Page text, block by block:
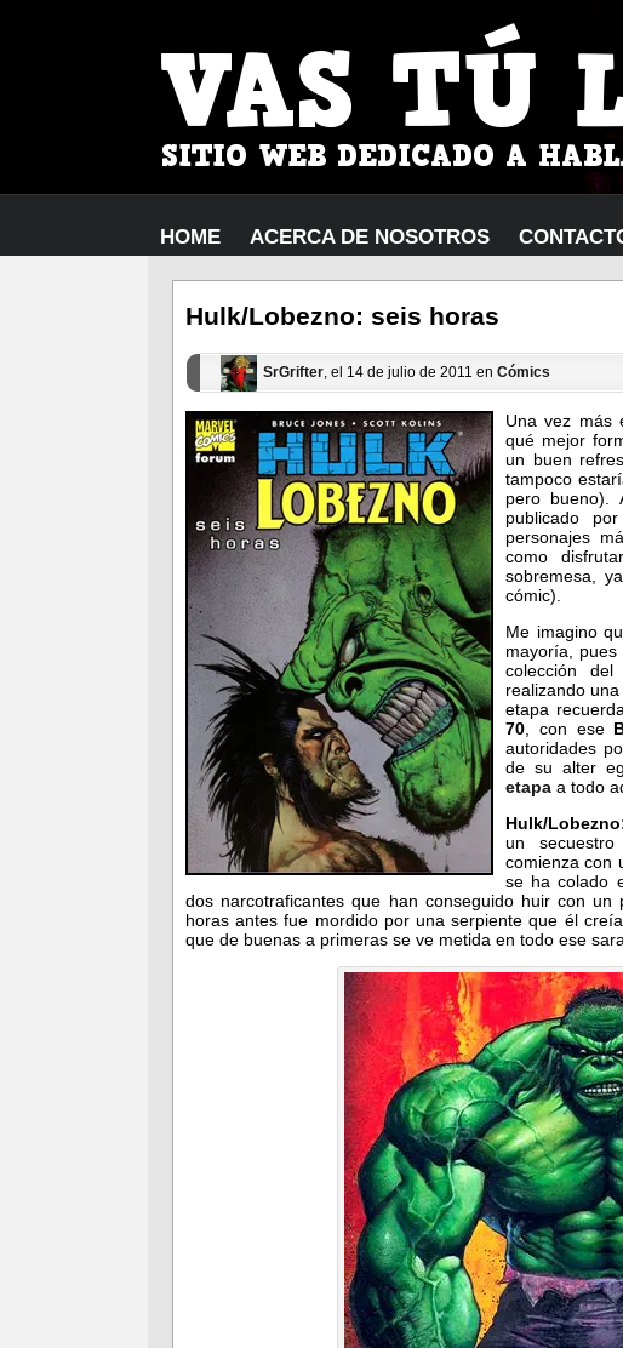
HOME ACERCA DE NOSOTROS
Hulk/Lobezno: seis horas
SrGrifter, el 14 de julio de 2011 en Cómics
Una vez más
qué mejor
un buen
tampoco
pero
publicado
personajes
como
sobremesa,
cómic).
Me imagino
mayoría, pues
colección
realizando
etapa
70 , con ese
autoridades
de su alter
etapa a todo
Hulk/
un
comienza con
se ha colado
dos narcotraficantes que han conseguido huir con
horas antes fue mordido por una serpiente que él
que de buenas a primeras se ve metida en todo ese